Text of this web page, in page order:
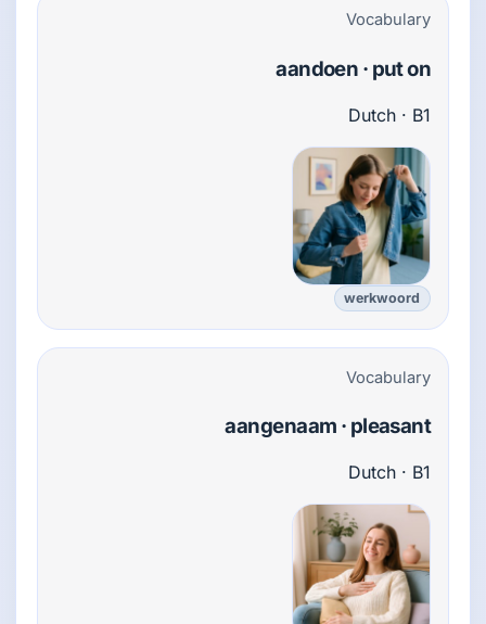
Vocabulary
aandoen · put on
Dutch · B1
werkwoord
Vocabulary
aangenaam · pleasant
Dutch · B1